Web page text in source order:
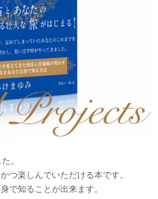
。
つ楽しんでいただける本です。
で知ることが出来ます。